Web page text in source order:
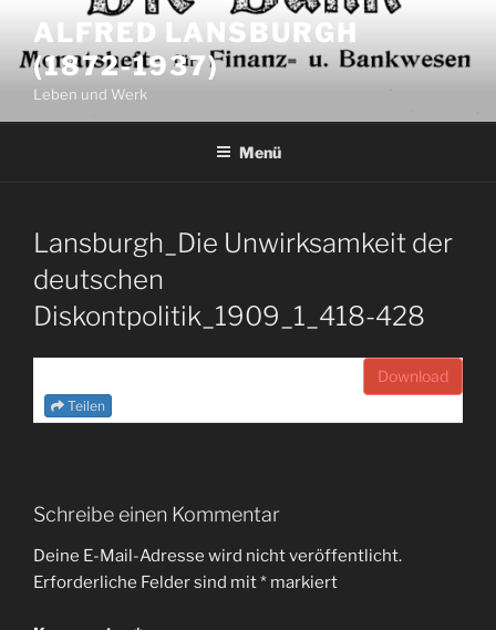
Inhalt
springen
ALFRED LANSBURGH
(1872-1937)
Leben und Werk
Menü
Lansburgh_Die Unwirksamkeit der
deutschen
Diskontpolitik_1909_1_418-428
Download
Teilen
Schreibe einen Kommentar
Deine E-Mail-Adresse wird nicht veröffentlicht.
Erforderliche Felder sind mit* markiert